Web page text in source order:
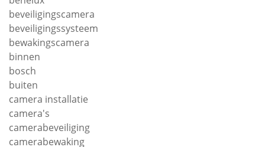
beveiligingscamera
beveiligingssysteem
bewakingscamera
binnen
bosch
buiten
camera installatie
camera's
camerabeveiliging
camerabewaking